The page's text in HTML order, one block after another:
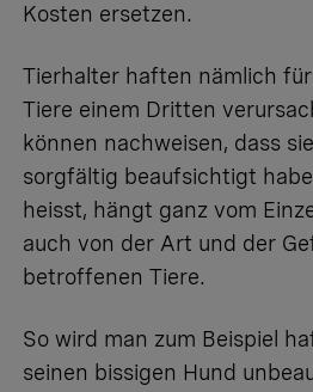
Kosten ersetzen.
Tierhalter haften nämlich
Tiere einem Dritten
können nachweisen, dass
sorgfältig beaufsichtigt
heisst, hängt ganz vom
auch von der Art und der
betroffenen Tiere.
So wird man zum Beispiel
seinen bissigen Hund